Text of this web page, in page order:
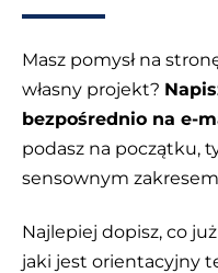
Masz pomysł na
własny projekt?
bezpośrednio na e-
podasz na początku,
sensownym
Najlepiej dopisz, co
jaki jest orientacyjny